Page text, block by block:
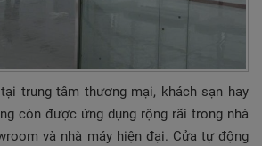
trung tâm thương mại, khách sạn hay
còn được ứng dụng rộng rãi trong nhà
và nhà máy hiện đại. Cửa tự động